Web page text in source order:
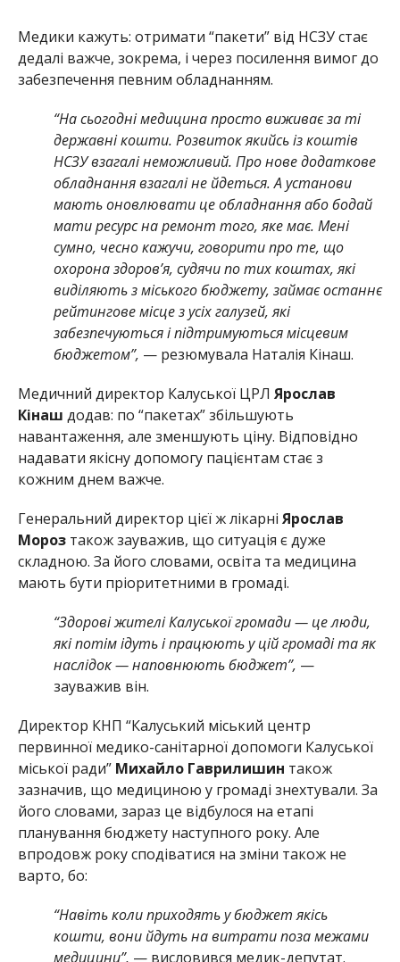
Медики кажуть: отримати “пакети” від НСЗУ стає
дедалі важче, зокрема, і через посилення вимог до
забезпечення певним обладнанням.
“На сьогодні медицина просто виживає за ті
державні кошти. Розвиток якийсь із коштів
НСЗУ взагалі неможливий. Про нове додаткове
обладнання взагалі не йдеться. А установи
мають оновлювати це обладнання або бодай
мати ресурс на ремонт того, яке має. Мені
сумно, чесно кажучи, говорити про те, що
охорона здоров’я, судячи по тих коштах, які
виділяють з міського бюджету, займає останнє
рейтингове місце з усіх галузей, які
забезпечуються і підтримуються місцевим
бюджетом”, — резюмувала Наталія Кінаш.
Медичний директор Калуської ЦРЛ Ярослав
Кінаш додав: по “пакетах” збільшують
навантаження, але зменшують ціну. Відповідно
надавати якісну допомогу пацієнтам стає з
кожним днем важче.
Генеральний директор цієї ж лікарні Ярослав
Морозтакож зауважив, що ситуація є дуже
складною. За його словами, освіта та медицина
мають бути пріоритетними в громаді.
“Здорові жителі Калуської громади — це люди,
які потім ідуть і працюють у цій громаді та як
наслідок — наповнюють бюджет”, —
зауважив він.
Директор КНП “Калуський міський центр
первинної медико-санітарної допомоги Калуської
міської ради” Михайло Гаврилишин також
зазначив, що медициною у громаді знехтували. За
його словами, зараз це відбулося на етапі
планування бюджету наступного року. Але
впродовж року сподіватися на зміни також не
варто, бо:
“Навіть коли приходять у бюджет якісь
кошти, вони йдуть на витрати поза межами
медицини”, — висловився медик-депутат.